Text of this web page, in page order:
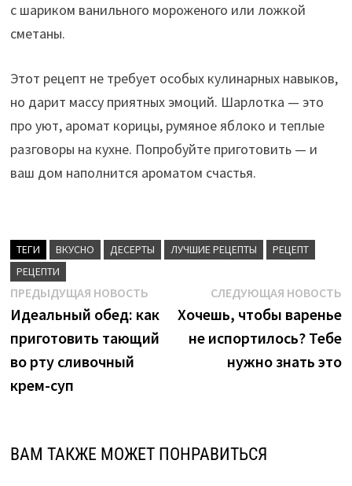
с шариком ванильного мороженого или ложкой
сметаны.
Этот рецепт не требует особых кулинарных навыков,
но дарит массу приятных эмоций. Шарлотка — это
про уют, аромат корицы, румяное яблоко и теплые
разговоры на кухне. Попробуйте приготовить — и
ваш дом наполнится ароматом счастья.
ТЕГИ ВКУСНО ДЕСЕРТЫ ЛУЧШИЕ РЕЦЕПТЫ
РЕЦЕПТ
РЕЦЕПТИ
Навигация
по
записям
ПРЕДЫДУЩАЯ НОВОСТЬПредыдущая
новость:
Идеальный обед: как
приготовить тающий
во рту сливочный
крем-суп
СЛЕДУЮЩАЯ НОВОСТЬ
Хочешь, чтобы варенье
не испортилось? Тебе
нужно знать это
ВАМ ТАКЖЕ МОЖЕТ ПОНРАВИТЬСЯ